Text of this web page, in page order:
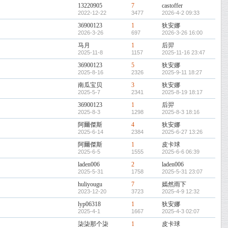
13220905
2022-12-22
7
3477
castoffer
2026-4-2 09:33
36900123
2026-3-26
1
697
狄安娜
2026-3-26 16:00
马月
2025-11-8
1
1157
后羿
2025-11-16 23:47
36900123
2025-8-16
5
2326
狄安娜
2025-9-11 18:27
南瓜宝贝
2025-5-7
3
2341
狄安娜
2025-8-19 18:17
36900123
2025-8-3
1
1298
后羿
2025-8-3 18:16
阿爾傑斯
2025-6-14
4
2384
狄安娜
2025-6-27 13:26
阿爾傑斯
2025-6-5
1
1555
皮卡球
2025-6-6 06:39
laden006
2025-5-31
2
1758
laden006
2025-5-31 23:07
huliyougu
2023-12-20
7
3723
嫣然雨下
2025-4-9 12:32
lyp06318
2025-4-1
1
1667
狄安娜
2025-4-3 02:07
柒柒那个柒 1 皮卡球